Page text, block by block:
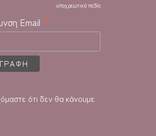
* υποχρεωτικό πεδίο
Email *
ότι δεν θα κάνουμε